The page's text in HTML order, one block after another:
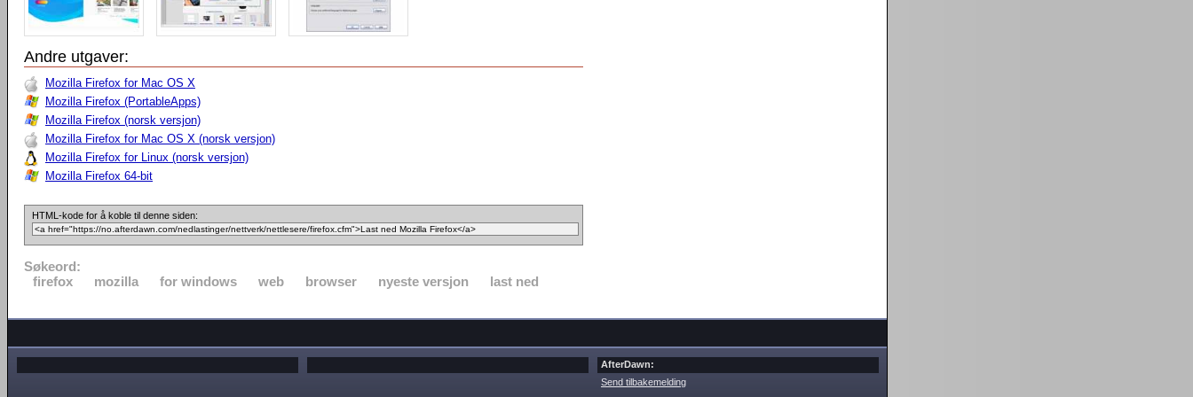
Andre utgaver:
Mozilla Firefox for Mac OS X
Mozilla Firefox (PortableApps)
Mozilla Firefox (norsk versjon)
Mozilla Firefox for Mac OS X (norsk versjon)
Mozilla Firefox for Linux (norsk versjon)
Mozilla Firefox 64-bit
HTML-kode for å koble til denne siden:
Søkeord:
firefox
mozilla for windows web browser nyeste versjon last ned
AfterDawn:
Send tilbakemelding